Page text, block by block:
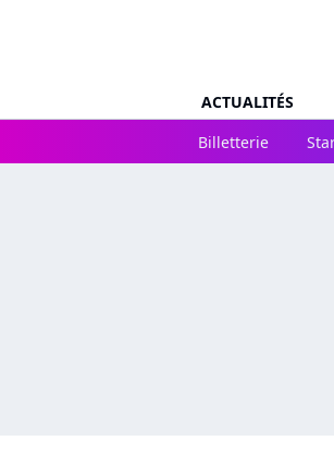
ACTUALITÉS
Billetterie